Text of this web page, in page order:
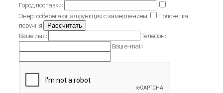
Город поставки:
Энергосберегающая функция с замедлением
Подсветка
поручня
Ваше имя:
Телефон:
Ваш e-mail: